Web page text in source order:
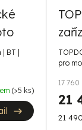
BT |
(>5 ks)
pro
17 760
21
Měrná
21